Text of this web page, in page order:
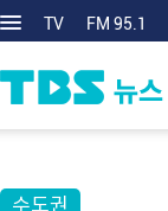
TV FM 95.1
수도권